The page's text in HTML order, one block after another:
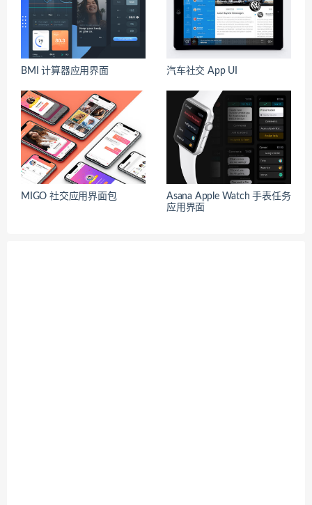
BMI 计算器应用界面 汽车社交 App UI
MIGO 社交应用界面包
Asana Apple Watch 手表任务
应用界面